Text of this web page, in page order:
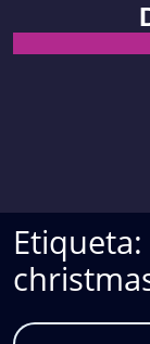
content
Etiqueta: